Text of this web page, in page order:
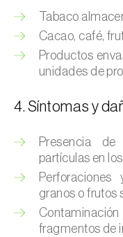
typographus)
Bicho camello (
Brugo de la
Cacoecia de los
Cantárida (Lytta
Capua de los
Cecidomía
destructor)
Tabaco
Cacao, café,
Productos
unidades de
4. Síntomas y
Presencia
partículas en
granos o frutos
fragmentos de